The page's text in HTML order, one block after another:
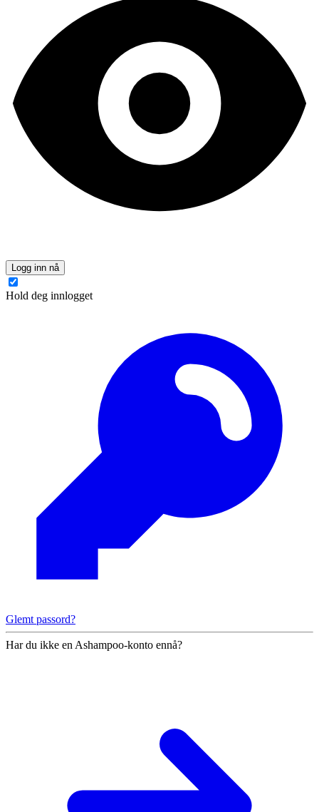
Logg inn nå
Hold deg innlogget
Glemt passord?
Har du ikke en Ashampoo-konto ennå?